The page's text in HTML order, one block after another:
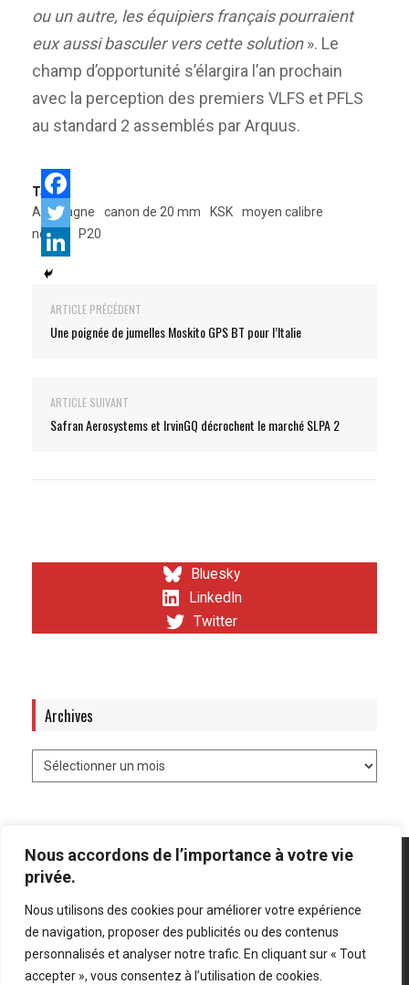
Nous accordons de l’importance à votre vie
privée.
Nous utilisons des cookies pour améliorer votre expérience
de navigation, proposer des publicités ou des contenus
personnalisés et analyser notre trafic. En cliquant sur « Tout
accepter », vous consentez à l’utilisation de cookies.
ou un autre, les équipiers français pourraient
eux aussi basculer vers cette solution». Le
champ d’opportunité s’élargira l’an prochain
avec la perception des premiers VLFS et PFLS
au standard 2 assemblés par Arquus.
Tags:
Allemagne
canon de 20 mm KSK
moyen calibre
nexter
P20
ARTICLE PRÉCÉDENT
Une poignée de jumelles Moskito GPS BT pour l’Italie
ARTICLE SUIVANT
Safran Aerosystems et IrvinGQ décrochent le marché SLPA 2
Bluesky
LinkedIn
Twitter
Archives
Mentions légales Politique de confidentialité
Bluesky
LinkedIn
Twitter